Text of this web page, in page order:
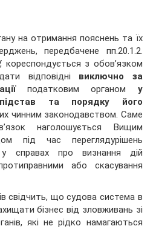
на отримання пояснень та їх
передбачене пп.20.1.2.
кореспондується з обов’язком
відповідні виключно за
податковим органом у
та порядку його
чинним законодавством. Саме
наголошується Вищим
під час переглядурішень
у справах про визнання дій
або скасування
свідчить, що судова система в
бізнес від зловживань зі
які не рідко намагаються